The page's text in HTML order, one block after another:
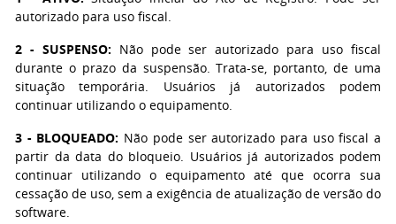
autorizado para uso fiscal.
2 - SUSPENSO: Não pode ser autorizado para uso fiscal
durante o prazo da suspensão. Trata-se, portanto, de uma
situação temporária. Usuários já autorizados podem
continuar utilizando o equipamento.
3 - BLOQUEADO: Não pode ser autorizado para uso fiscal a
partir da data do bloqueio. Usuários já autorizados podem
continuar utilizando o equipamento até que ocorra sua
cessação de uso, sem a exigência de atualização de versão do
software.